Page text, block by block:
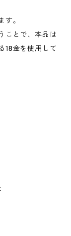
。
ことで、本品は
18金を使用して